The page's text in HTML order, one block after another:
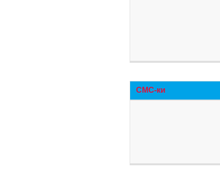
СМС-ки